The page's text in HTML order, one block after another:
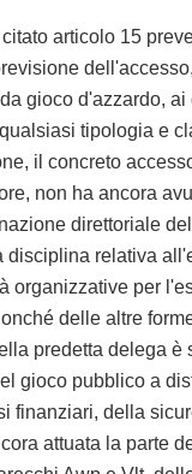
articolo 15
gioco d'azzardo,
tipologia e
accesso
non ha ancora
direttoriale
disciplina relativa
organizzative per
delle altre
delega è
gioco pubblico a
finanziari, della
la parte